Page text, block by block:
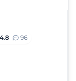
4.8 96